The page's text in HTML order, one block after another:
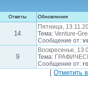
Ответы Обновления
14
Пятница,
Тема: Venture-
Сообщение от:
9
Воскресенье,
Тема:
Сообщение от:
[ Отметить